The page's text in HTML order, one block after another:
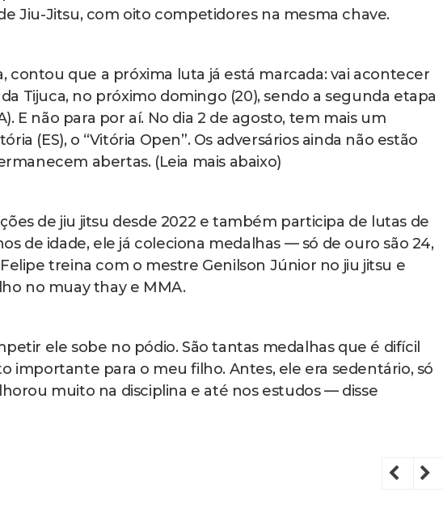
Jiu-Jitsu, com oito competidores na mesma chave.
contou que a próxima luta já está marcada: vai acontecer
Tijuca, no próximo domingo (20), sendo a segunda etapa
E não para por aí. No dia 2 de agosto, tem mais um
(ES), o “Vitória Open”. Os adversários ainda não estão
abertas. (Leia mais abaixo)
de jiu jitsu desde 2022 e também participa de lutas de
de idade, ele já coleciona medalhas — só de ouro são 24,
treina com o mestre Genilson Júnior no jiu jitsu e
no muay thay e MMA.
ele sobe no pódio. São tantas medalhas que é difícil
importante para o meu filho. Antes, ele era sedentário, só
muito na disciplina e até nos estudos — disse
Previous